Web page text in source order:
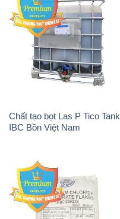
Chất tạo bọt Las P Tico Tank
IBC Bồn Việt Nam